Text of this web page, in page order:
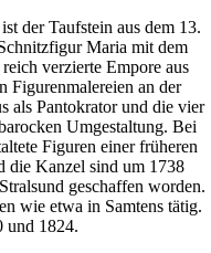
der Taufstein aus dem 13.
Maria mit dem
verzierte Empore aus
Figurenmalereien an der
als Pantokrator und die vier
Umgestaltung. Bei
Figuren einer früheren
die Kanzel sind um 1738
geschaffen worden.
wie etwa in Samtens tätig.
und 1824.